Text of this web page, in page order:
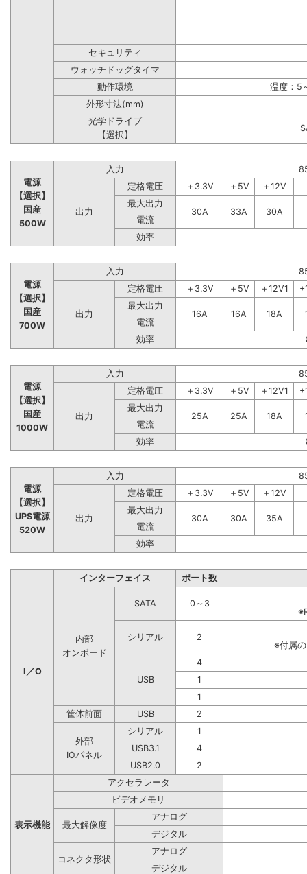
セキュリティ
ウォッチドッグタイマ
動作環境
温度：5
外形寸法(mm)
光学ドライブ
【選択】
電源
【選択】
国産
500W
入力
出力
定格電圧 ＋3.3V ＋5V
＋12V
最大出力
30A
33A
30A
電流
効率
電源
【選択】
国産
700W
入力
出力
定格電圧 ＋3.3V ＋5V ＋12V1
最大出力
16A
16A 18A
電流
効率
電源
【選択】
国産
1000W
入力
出力
定格電圧 ＋3.3V ＋5V ＋12V1
最大出力
25A
25A 18A
電流
効率
電源
【選択】
UPS電源
520W
入力
出力
定格電圧 ＋3.3V ＋5V
＋12V
最大出力
30A
30A
35A
電流
効率
I／O
インターフェイス ポート数
内部
オンボード
SATA
0～3
シリアル
2
※付属
USB
4
1
1
筐体前面
USB 2
外部
IOパネル
シリアル
1
USB3.1
4
USB2.0
2
表示機能
アクセラレータ
ビデオメモリ
最大解像度
アナログ
デジタル
コネクタ形状
アナログ
デジタル